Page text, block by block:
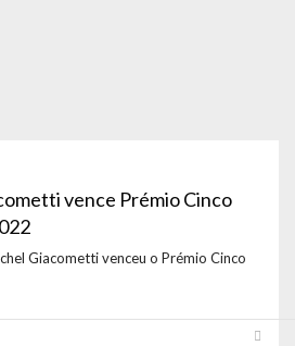
vence Prémio Cinco
Giacometti venceu o Prémio Cinco